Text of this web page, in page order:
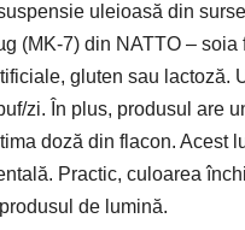
uleioasă din
(MK-7) din NATTO – soia
gluten sau lactoză.
zi. În plus, produsul are
doză din flacon. Acest
Practic, culoarea
de lumină.